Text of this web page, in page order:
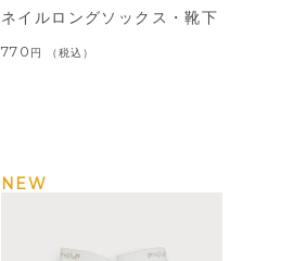
ネイルロングソックス・靴下
770 税込
NEW